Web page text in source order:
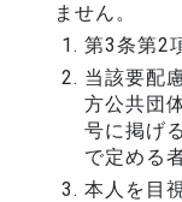
ません。
第3条第2
当該要配
方公共団
号に掲げ
で定める
本人を目